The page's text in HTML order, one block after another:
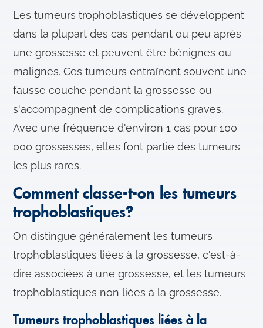
Les tumeurs trophoblastiques se développent
dans la plupart des cas pendant ou peu après
une grossesse et peuvent être bénignes ou
malignes. Ces tumeurs entraînent souvent une
fausse couche pendant la grossesse ou
s'accompagnent de complications graves.
Avec une fréquence d'environ 1 cas pour 100
000 grossesses, elles font partie des tumeurs
les plus rares.
Comment classe-t-on les tumeurs
trophoblastiques?
On distingue généralement les tumeurs
trophoblastiques liées à la grossesse, c'est-à-
dire associées à une grossesse, et les tumeurs
trophoblastiques non liées à la grossesse.
Tumeurs trophoblastiques liées à la